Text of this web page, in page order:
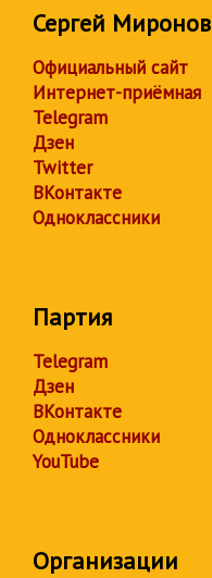
Сергей Миронов
Официальный сайт
Интернет-приёмная
Telegram
Дзен
Twitter
ВКонтакте
Одноклассники
Партия
Telegram
Дзен
ВКонтакте
Одноклассники
YouTube
Организации